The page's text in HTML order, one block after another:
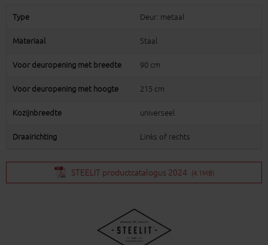
Type Deur: metaal
Materiaal Staal
Voor deuropening met breedte 90 cm
Voor deuropening met hoogte 215 cm
Kozijnbreedte universeel
Draairichting Links of rechts
STEELIT productcatalogus 2024 (4.1MB)